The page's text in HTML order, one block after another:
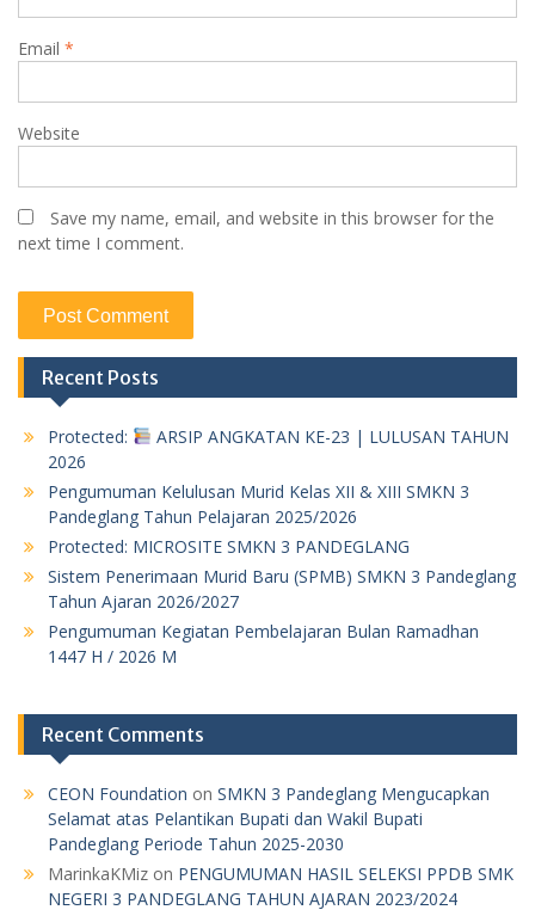
Email *
Website
Save my name, email, and website in this browser for the
next time I comment.
Recent Posts
Protected:
ARSIP ANGKATAN KE-23 | LULUSAN TAHUN
2026
Pengumuman Kelulusan Murid Kelas XII & XIII SMKN 3
Pandeglang Tahun Pelajaran 2025/2026
Protected: MICROSITE SMKN 3 PANDEGLANG
Sistem Penerimaan Murid Baru (SPMB) SMKN 3 Pandeglang
Tahun Ajaran 2026/2027
Pengumuman Kegiatan Pembelajaran Bulan Ramadhan
1447 H / 2026 M
Recent Comments
CEON Foundation on SMKN 3 Pandeglang Mengucapkan
Selamat atas Pelantikan Bupati dan Wakil Bupati
Pandeglang Periode Tahun 2025-2030
MarinkaKMiz on PENGUMUMAN HASIL SELEKSI PPDB SMK
NEGERI 3 PANDEGLANG TAHUN AJARAN 2023/2024